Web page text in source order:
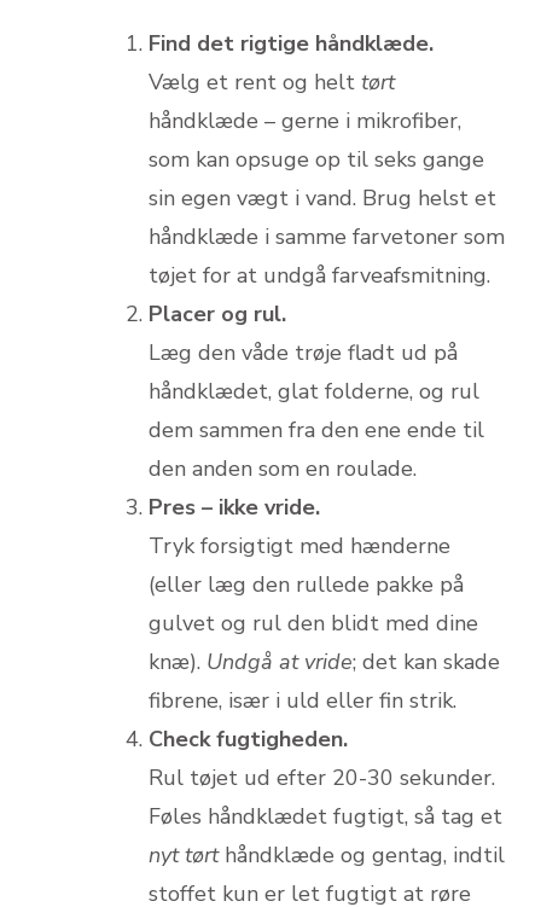
Find det rigtige håndklæde.
Vælg et rent og helt tørt
håndklæde – gerne i mikrofiber,
som kan opsuge op til seks gange
sin egen vægt i vand. Brug helst et
håndklæde i samme farve­toner som
tøjet for at undgå farveafsmitning.
Placer og rul.
Læg den våde trøje fladt ud på
håndklædet, glat folderne, og rul
dem sammen fra den ene ende til
den anden som en roulade.
Pres – ikke vride.
Tryk forsigtigt med hænderne
(eller læg den rullede pakke på
gulvet og rul den blidt med dine
knæ). Undgå at vride; det kan skade
fibrene, især i uld eller fin strik.
Check fugtigheden.
Rul tøjet ud efter 20-30 sekunder.
Føles håndklædet fugtigt, så tag et
nyt tørthåndklæde og gentag, indtil
stoffet kun er let fugtigt at røre